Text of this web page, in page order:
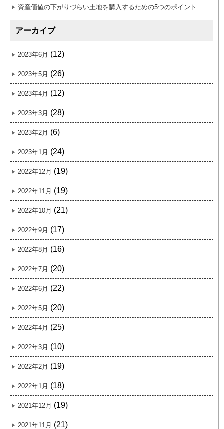
資産価値の下がりづらい土地を購入するための5つのポイント
アーカイブ
2023年6月 (12)
2023年5月 (26)
2023年4月 (12)
2023年3月 (28)
2023年2月 (6)
2023年1月 (24)
2022年12月 (19)
2022年11月 (19)
2022年10月 (21)
2022年9月 (17)
2022年8月 (16)
2022年7月 (20)
2022年6月 (22)
2022年5月 (20)
2022年4月 (25)
2022年3月 (10)
2022年2月 (19)
2022年1月 (18)
2021年12月 (19)
2021年11月 (21)